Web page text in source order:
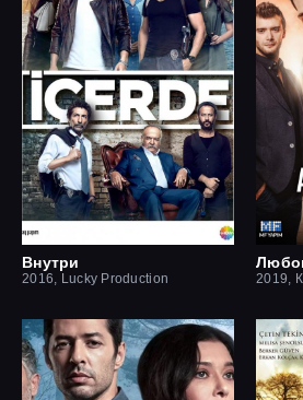
Внутри
2016, Lucky Production 2019,